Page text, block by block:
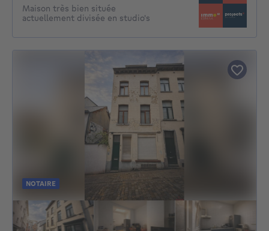
Maison très bien située
actuellement divisée en studio's
NOTAIRE